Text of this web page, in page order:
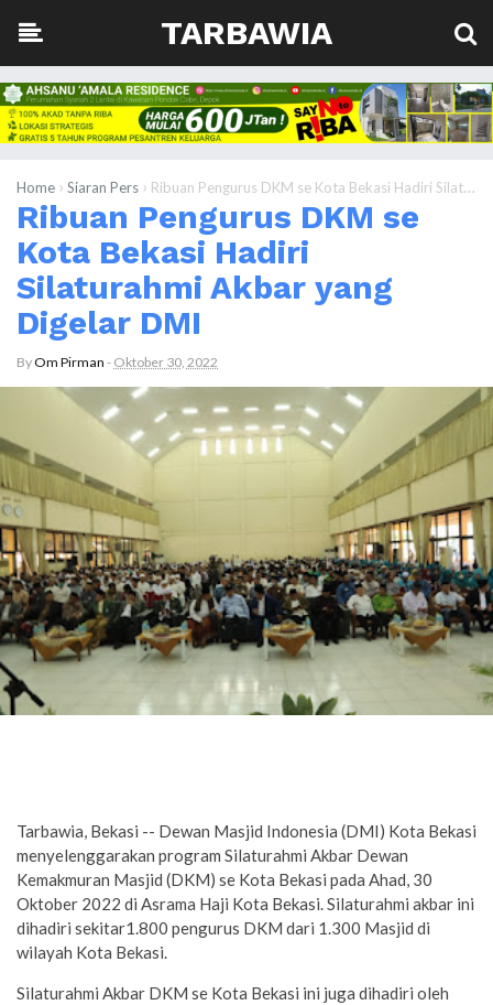
TARBAWIA
Home › Siaran Pers › Ribuan Pengurus DKM se Kota Bekasi Hadiri Silaturahmi Akbar yang Digelar DMI
Ribuan Pengurus DKM se
Kota Bekasi Hadiri
Silaturahmi Akbar yang
Digelar DMI
ByOm Pirman - Oktober 30, 2022
Tarbawia, Bekasi -- Dewan Masjid Indonesia (DMI) Kota Bekasi
menyelenggarakan program Silaturahmi Akbar Dewan
Kemakmuran Masjid (DKM) se Kota Bekasi pada Ahad, 30
Oktober 2022 di Asrama Haji Kota Bekasi. Silaturahmi akbar ini
dihadiri sekitar1.800 pengurus DKM dari 1.300 Masjid di
wilayah Kota Bekasi.
Silaturahmi Akbar DKM se Kota Bekasi ini juga dihadiri oleh